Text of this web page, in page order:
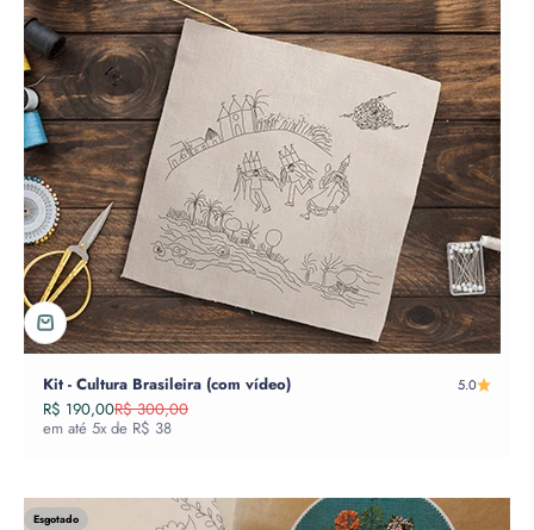
Kit - Cultura Brasileira (com vídeo) 5.0
Preço promocional
R$ 190,00Preço normal
R$ 300,00
em até 5x de R$ 38
Esgotado